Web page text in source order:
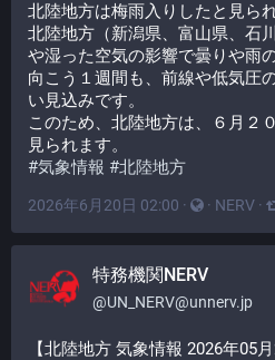
北陸地方は梅雨入りしたと見られ
北陸地方（新潟県、富山県、石
や湿った空気の影響で曇りや雨
向こう１週間も、前線や低気圧
い見込みです。
このため、北陸地方は、６月２
見られます。
#気象情報 #北陸地方
2026年6月20日 02:00 · · NERV ·
特務機関NERV
@UN_NERV@unnerv.jp
【北陸地方 気象情報 2026年05月